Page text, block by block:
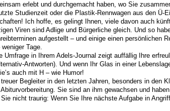
erlebt und durchgemacht haben, wo Sie
Studienzeit oder die Plastik-Rennwagen aus den Ü-
Ich hoffe, es gelingt Ihnen, viele davon auch
Viren sind Adlige und Bürgerliche gleich. Und so
aufgestellt – und einige einen persönlichen
Tage.
Umfrage in Ihrem Adels-Journal zeigt auffällig Ihre
Antworten). Und wenn Ihr Glas in einer
auch mit H – wie Humor!
treuer Begleiter in den letzten Jahren, besonders in den
Sie sind an ihm gewachsen und
nicht traurig: Wenn Sie Ihre nächste Aufgabe in